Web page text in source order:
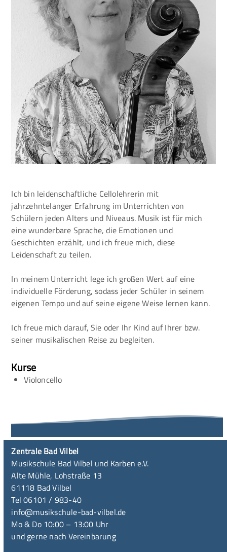
Ich bin leidenschaftliche Cellolehrerin mit
jahrzehntelanger Erfahrung im Unterrichten von
Schülern jeden Alters und Niveaus. Musik ist für mich
eine wunderbare Sprache, die Emotionen und
Geschichten erzählt, und ich freue mich, diese
Leidenschaft zu teilen.
In meinem Unterricht lege ich großen Wert auf eine
individuelle Förderung, sodass jeder Schüler in seinem
eigenen Tempo und auf seine eigene Weise lernen kann.
Ich freue mich darauf, Sie oder Ihr Kind auf Ihrer bzw.
seiner musikalischen Reise zu begleiten.
Kurse
Violoncello
Zentrale Bad Vilbel
Musikschule Bad Vilbel und Karben e.V.
Alte Mühle, Lohstraße 13
61118 Bad Vilbel
Tel 06101 / 983-40
info@musikschule-bad-vilbel.de
Mo & Do 10:00 – 13:00 Uhr
und gerne nach Vereinbarung